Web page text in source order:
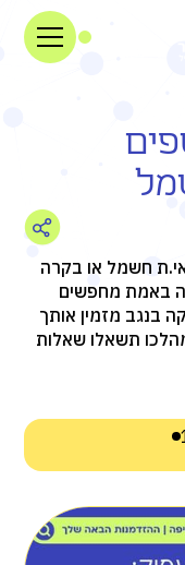
חשמל או בקרה
באמת מחפשים
בנגב מזמין אותך
תשאלו שאלות